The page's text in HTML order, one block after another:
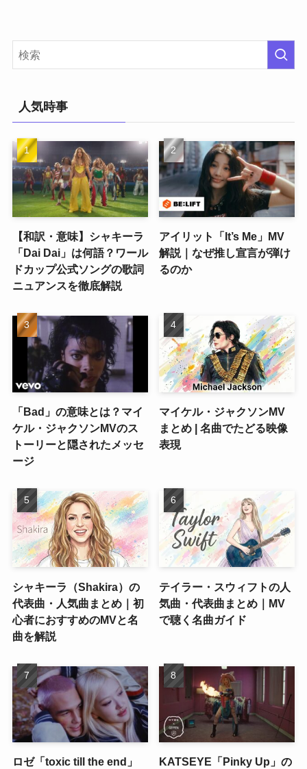
人気時事
【和訳・意味】シャキーラ
「Dai Dai」は何語？ワール
ドカップ公式ソングの歌詞
ニュアンスを徹底解説
アイリット「It’s Me」MV
解説｜なぜ推し宣言が弾け
るのか
「Bad」の意味とは？マイ
ケル・ジャクソンMVのス
トーリーと隠されたメッセ
ージ
マイケル・ジャクソンMV
まとめ | 名曲でたどる映像
表現
シャキーラ（Shakira）の
代表曲・人気曲まとめ｜初
心者におすすめのMVと名
曲を解説
テイラー・スウィフトの人
気曲・代表曲まとめ｜MV
で聴く名曲ガイド
ロゼ「toxic till the end」
KATSEYE「Pinky Up」の